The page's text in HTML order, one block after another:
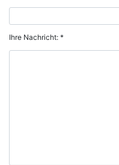
Ihre Nachricht: *